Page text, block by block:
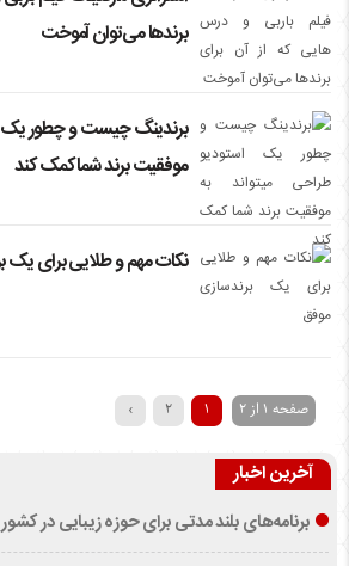
برندها می‌توان آموخت
برندینگ چیست و چطور یک
موفقیت برند شما کمک کند
نکات مهم و طلایی برای یک
صفحه 1 از 2 1
2
›
آخرین اخبار
برنامه‌های بلند مدتی برای حوزه زیبایی در